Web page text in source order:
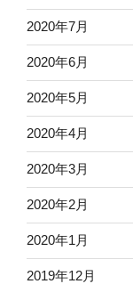
2020年7月
2020年6月
2020年5月
2020年4月
2020年3月
2020年2月
2020年1月
2019年12月